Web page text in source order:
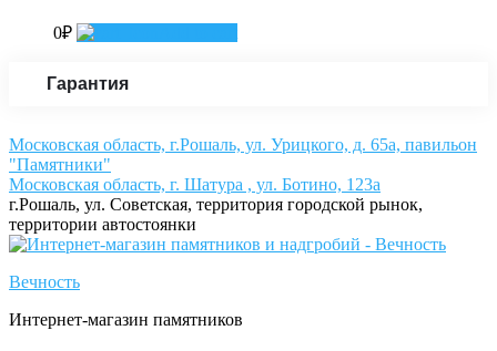
0₽
Гарантия
Московская область, г.Рошаль, ул. Урицкого, д. 65а, павильон
"Памятники"
Московская область, г. Шатура , ул. Ботино, 123а
г.Рошаль, ул. Советская, территория городской рынок,
территории автостоянки
Вечность
Интернет-магазин памятников